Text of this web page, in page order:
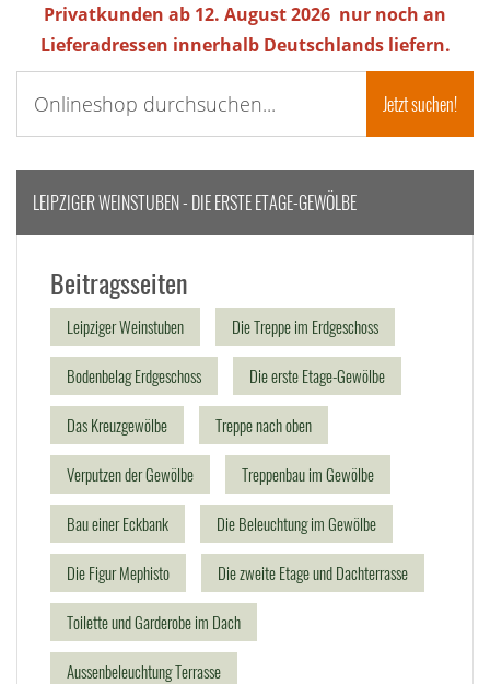
Privatkunden ab 12. August 2026 nur noch an
Lieferadressen innerhalb Deutschlands liefern.
LEIPZIGER WEINSTUBEN - DIE ERSTE ETAGE-GEWÖLBE
Beitragsseiten
Leipziger Weinstuben Die Treppe im Erdgeschoss
Bodenbelag Erdgeschoss Die erste Etage-Gewölbe
Das Kreuzgewölbe Treppe nach oben
Verputzen der Gewölbe Treppenbau im Gewölbe
Bau einer Eckbank Die Beleuchtung im Gewölbe
Die Figur Mephisto Die zweite Etage und Dachterrasse
Toilette und Garderobe im Dach
Aussenbeleuchtung Terrasse